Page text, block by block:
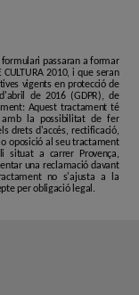
passaran a formar
CULTURA 2010, i que seran
vigents en protecció de
de 2016 (GDPR), de
Aquest tractament té
la possibilitat de fer
drets d'accés, rectificació,
oposició al seu tractament
a carrer Provença,
una reclamació davant
no s'ajusta a la
per obligació legal.